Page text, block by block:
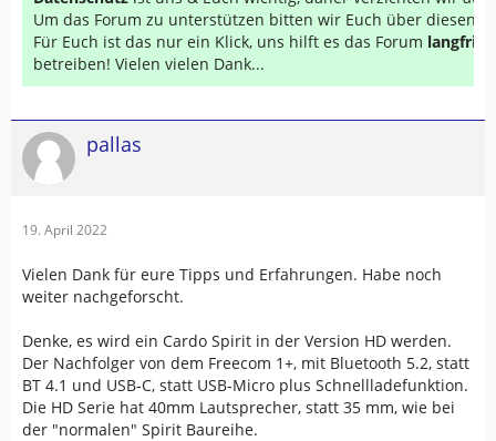
Um das Forum zu unterstützen bitten wir Euch über diesen
Für Euch ist das nur ein Klick, uns hilft es das Forum
betreiben! Vielen vielen Dank...
pallas
19. April 2022
Vielen Dank für eure Tipps und Erfahrungen. Habe noch
weiter nachgeforscht.
Denke, es wird ein Cardo Spirit in der Version HD werden.
Der Nachfolger von dem Freecom 1+, mit Bluetooth 5.2, statt
BT 4.1 und USB-C, statt USB-Micro plus Schnellladefunktion.
Die HD Serie hat 40mm Lautsprecher, statt 35 mm, wie bei
der "normalen" Spirit Baureihe.